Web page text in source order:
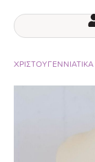
ΧΡΙΣΤΟΥΓΕΝΝΙΑΤΙΚΑ